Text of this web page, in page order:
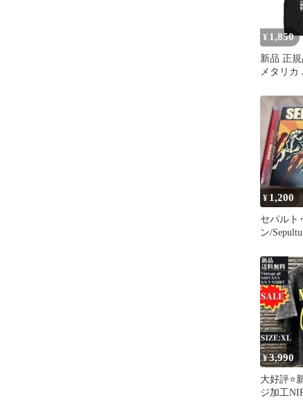
¥ 1,850
新品 正
メタリカ
ユニセッ
¥ 1,200
セパルト
ン/
¥3,990
大好評⭐
ジ加工